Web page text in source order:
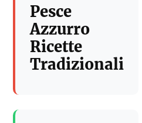
Pesce
Azzurro
Ricette
Tradizionali